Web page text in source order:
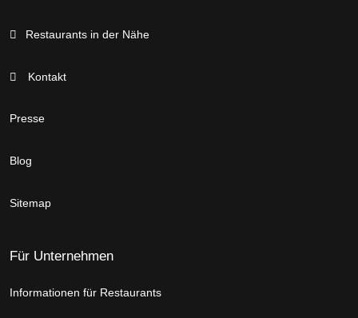
Restaurants in der Nähe
Kontakt
Presse
Blog
Sitemap
Für Unternehmen
Informationen für Restaurants